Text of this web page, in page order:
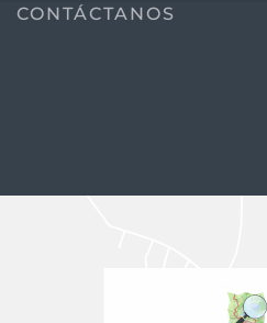
CONTÁCTANOS